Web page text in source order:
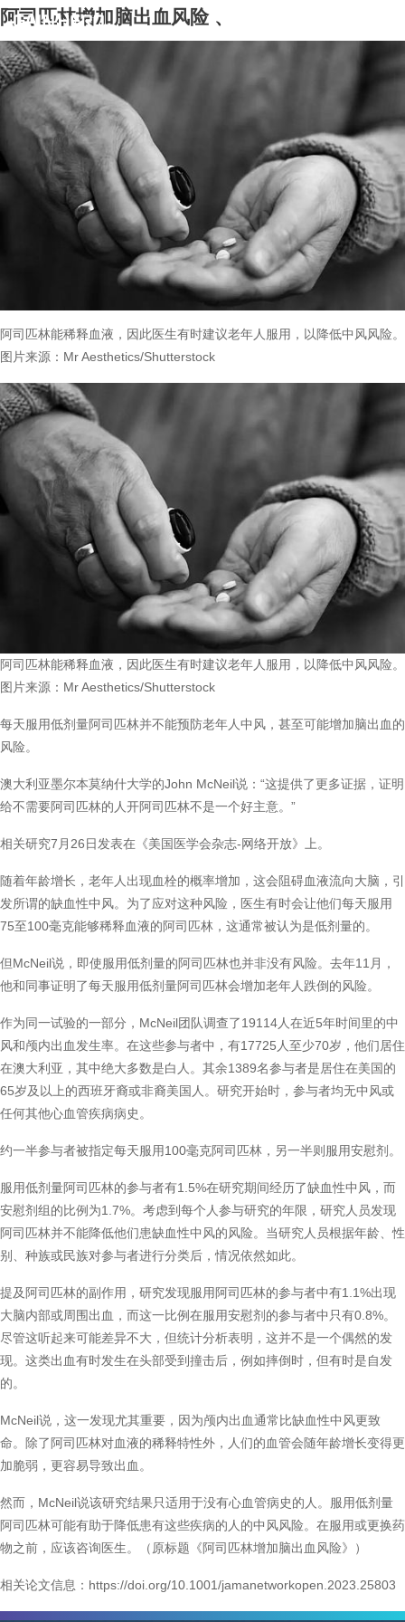
阿司匹林增加脑出血风险、
阿司匹林能稀释血液，因此医生有时建议老年人服用，以降低中风风险。
图片来源：Mr Aesthetics/Shutterstock
阿司匹林能稀释血液，因此医生有时建议老年人服用，以降低中风风险。
图片来源：Mr Aesthetics/Shutterstock
每天服用低剂量阿司匹林并不能预防老年人中风，甚至可能增加脑出血的
风险。
澳大利亚墨尔本莫纳什大学的John McNeil说：“这提供了更多证据，证明
给不需要阿司匹林的人开阿司匹林不是一个好主意。”
相关研究7月26日发表在《美国医学会杂志-网络开放》上。
随着年龄增长，老年人出现血栓的概率增加，这会阻碍血液流向大脑，引
发所谓的缺血性中风。为了应对这种风险，医生有时会让他们每天服用
75至100毫克能够稀释血液的阿司匹林，这通常被认为是低剂量的。
但McNeil说，即使服用低剂量的阿司匹林也并非没有风险。去年11月，
他和同事证明了每天服用低剂量阿司匹林会增加老年人跌倒的风险。
作为同一试验的一部分，McNeil团队调查了19114人在近5年时间里的中
风和颅内出血发生率。在这些参与者中，有17725人至少70岁，他们居住
在澳大利亚，其中绝大多数是白人。其余1389名参与者是居住在美国的
65岁及以上的西班牙裔或非裔美国人。研究开始时，参与者均无中风或
任何其他心血管疾病病史。
约一半参与者被指定每天服用100毫克阿司匹林，另一半则服用安慰剂。
服用低剂量阿司匹林的参与者有1.5%在研究期间经历了缺血性中风，而
安慰剂组的比例为1.7%。考虑到每个人参与研究的年限，研究人员发现
阿司匹林并不能降低他们患缺血性中风的风险。当研究人员根据年龄、性
别、种族或民族对参与者进行分类后，情况依然如此。
提及阿司匹林的副作用，研究发现服用阿司匹林的参与者中有1.1%出现
大脑内部或周围出血，而这一比例在服用安慰剂的参与者中只有0.8%。
尽管这听起来可能差异不大，但统计分析表明，这并不是一个偶然的发
现。这类出血有时发生在头部受到撞击后，例如摔倒时，但有时是自发
的。
McNeil说，这一发现尤其重要，因为颅内出血通常比缺血性中风更致
命。除了阿司匹林对血液的稀释特性外，人们的血管会随年龄增长变得更
加脆弱，更容易导致出血。
然而，McNeil说该研究结果只适用于没有心血管病史的人。服用低剂量
阿司匹林可能有助于降低患有这些疾病的人的中风风险。在服用或更换药
物之前，应该咨询医生。（原标题《阿司匹林增加脑出血风险》）
相关论文信息：https://doi.org/10.1001/jamanetworkopen.2023.25803